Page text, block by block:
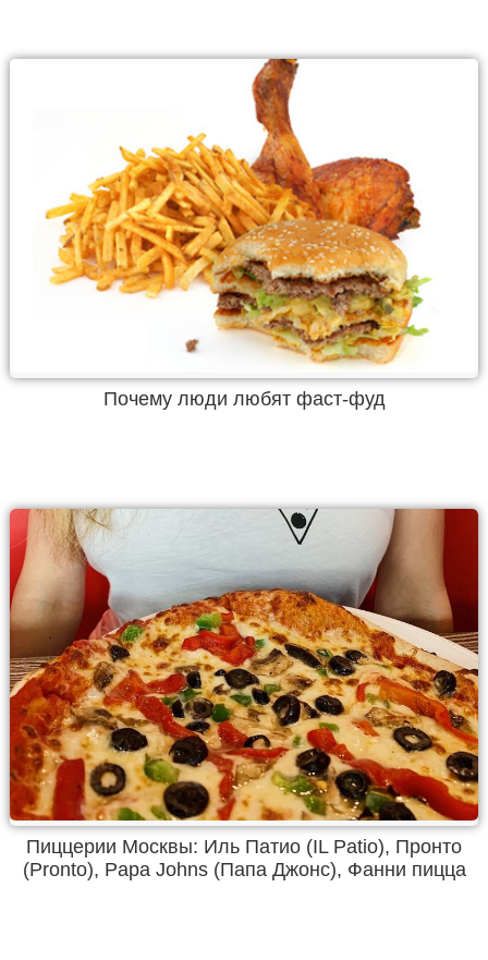
Почему люди любят фаст-фуд
Пиццерии Москвы: Иль Патио (IL Patio), Пронто
(Pronto), Papa Johns (Папа Джонс), Фанни пицца